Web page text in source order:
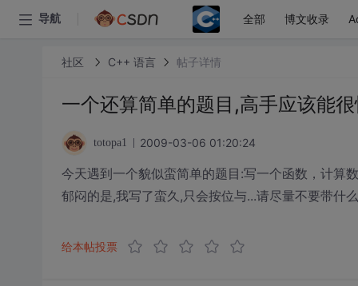
导航 全部 博文收录
社区 C++ 语言 帖子详情
一个还算简单的题目,高手应该能
totopa1 2009-03-06 01:20:24
今天遇到一个貌似蛮简单的题目:写一个函数，计算
郁闷的是,我写了蛮久,只会按位与...请尽量不要带什
给本帖投票